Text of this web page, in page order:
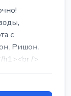
с
Ришон.
h1><br />